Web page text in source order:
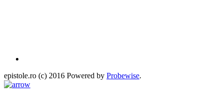
epistole.ro (c) 2016 Powered by Probewise.